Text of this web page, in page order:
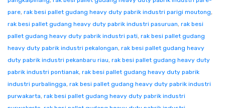
pare, rak besi pallet gudang heavy duty pabrik industri parigi moutong,
rak besi pallet gudang heavy duty pabrik industri pasuruan, rak besi
pallet gudang heavy duty pabrik industri pati, rak besi pallet gudang
heavy duty pabrik industri pekalongan, rak besi pallet gudang heavy
duty pabrik industri pekanbaru riau, rak besi pallet gudang heavy duty
pabrik industri pontianak, rak besi pallet gudang heavy duty pabrik
industri purbalingga, rak besi pallet gudang heavy duty pabrik industri
purwakarta, rak besi pallet gudang heavy duty pabrik industri